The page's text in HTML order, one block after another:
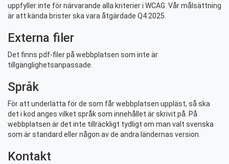
uppfyller inte för närvarande alla kriterier i WCAG. Vår målsättning
är att kända brister ska vara åtgärdade Q4 2025.
Externa filer
Det finns pdf-filer på webbplatsen som inte är
tillgänglighetsanpassade.
Språk
För att underlätta för de som får webbplatsen uppläst, så ska
det i kod anges vilket språk som innehållet är skrivit på. På
webbplatsen är det inte tillräckligt tydligt om man valt svenska
som är standard eller någon av de andra ländernas version.
Kontakt